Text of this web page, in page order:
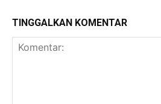
TINGGALKAN KOMENTAR